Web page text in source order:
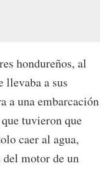
hondureños, al
llevaba a sus
a una embarcación
tuvieron que
caer al agua,
motor de un